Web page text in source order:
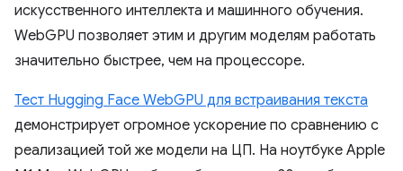
искусственного интеллекта и машинного обучения.
WebGPU позволяет этим и другим моделям работать
значительно быстрее, чем на процессоре.
Тест Hugging Face WebGPU для встраивания текста
демонстрирует огромное ускорение по сравнению с
реализацией той же модели на ЦП. На ноутбуке Apple